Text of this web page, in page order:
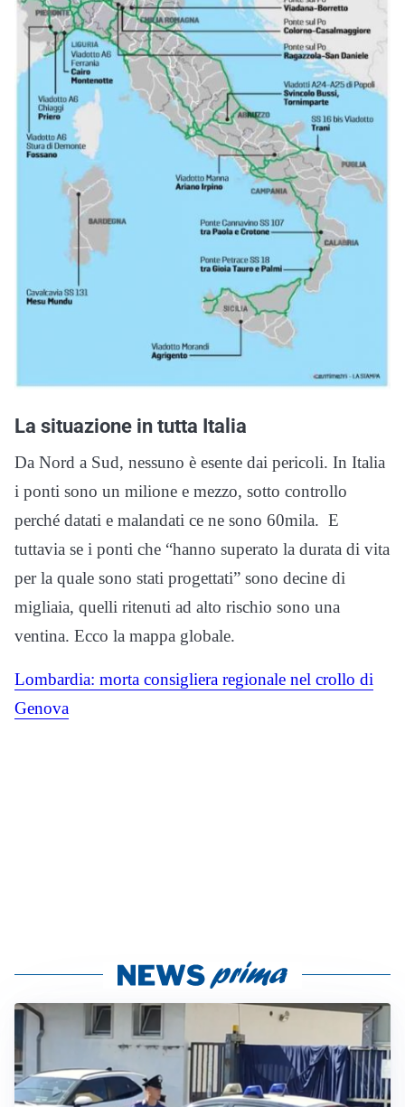
La situazione in tutta Italia
Da Nord a Sud, nessuno è esente dai pericoli. In Italia
i ponti sono un milione e mezzo, sotto controllo
perché datati e malandati ce ne sono 60mila. E
tuttavia se i ponti che “hanno superato la durata di vita
per la quale sono stati progettati” sono decine di
migliaia, quelli ritenuti ad alto rischio sono una
ventina. Ecco la mappa globale.
Lombardia: morta consigliera regionale nel crollo di
Genova